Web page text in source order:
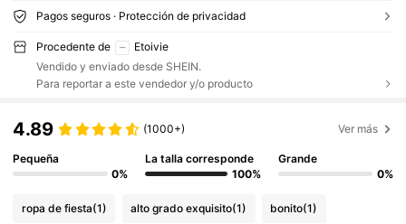
Pagos seguros · Protección de privacidad
Procedente de
Etoivie
Vendido y enviado desde SHEIN.
Para reportar a este vendedor y/o producto
4.89 (1000+) Ver más
Pequeña
0%
La talla corresponde
100%
Grande
0%
ropa de fiesta(1) alto grado exquisito(1) bonito(1)